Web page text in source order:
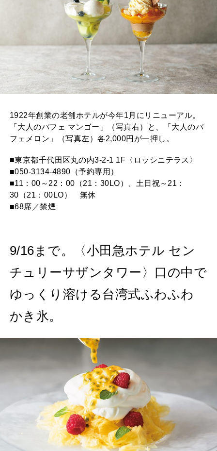
1922年創業の老舗ホテルが今年1月にリニューアル。
「大人のパフェ マンゴー」（写真右）と、「大人のパ
フェメロン」（写真左）各2,000円が一押し。
■東京都千代田区丸の内3-2-1 1F〈ロッシニテラス〉
■050-3134-4890（予約専用）
■11：00～22：00（21：30LO）、土日祝～21：
30（21：00LO） 無休
■68席／禁煙
9/16まで。〈小田急ホテル セン
チュリーサザンタワー〉口の中で
ゆっくり溶ける台湾式ふわふわ
かき氷。